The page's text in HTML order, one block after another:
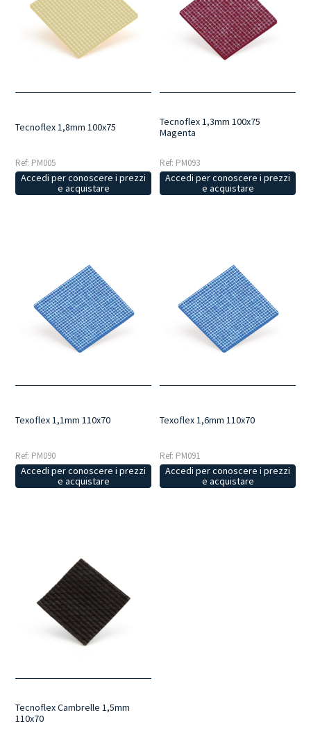
Tecnoflex 1,8mm 100x75
Ref: PM005
Accedi per conoscere i prezzi
e acquistare
Tecnoflex 1,3mm 100x75
Magenta
Ref: PM093
Accedi per conoscere i prezzi
e acquistare
Texoflex 1,1mm 110x70
Ref: PM090
Accedi per conoscere i prezzi
e acquistare
Texoflex 1,6mm 110x70
Ref: PM091
Accedi per conoscere i prezzi
e acquistare
Tecnoflex Cambrelle 1,5mm
110x70